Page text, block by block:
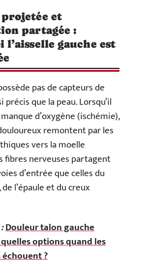
et
partagée :
gauche est
pas de capteurs de
précis que la peau. Lorsqu’il
d’oxygène (ischémie),
remontent par les
vers la moelle
fibres nerveuses partagent
d’entrée que celles du
l’épaule et du creux
Douleur talon gauche
options quand les
?